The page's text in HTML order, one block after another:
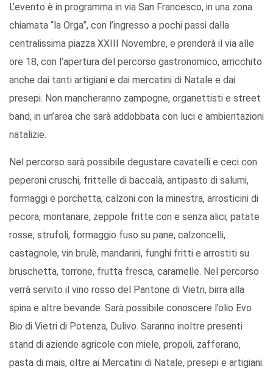
L’evento è in programma in via San Francesco, in una zona
chiamata “la Orga”, con l’ingresso a pochi passi dalla
centralissima piazza XXIII Novembre, e prenderà il via alle
ore 18, con l’apertura del percorso gastronomico, arricchito
anche dai tanti artigiani e dai mercatini di Natale e dai
presepi. Non mancheranno zampogne, organettisti e street
band, in un’area che sarà addobbata con luci e ambientazioni
natalizie.
Nel percorso sarà possibile degustare cavatelli e ceci con
peperoni cruschi, frittelle di baccalà, antipasto di salumi,
formaggi e porchetta, calzoni con la minestra, arrosticini di
pecora, montanare, zeppole fritte con e senza alici, patate
rosse, strufoli, formaggio fuso su pane, calzoncelli,
castagnole, vin brulè, mandarini, funghi fritti e arrostiti su
bruschetta, torrone, frutta fresca, caramelle. Nel percorso
verrà servito il vino rosso del Pantone di Vietri, birra alla
spina e altre bevande. Sarà possibile conoscere l’olio Evo
Bio di Vietri di Potenza, Dulivo. Saranno inoltre presenti
stand di aziende agricole con miele, propoli, zafferano,
pasta di mais, oltre ai Mercatini di Natale, presepi e artigiani.